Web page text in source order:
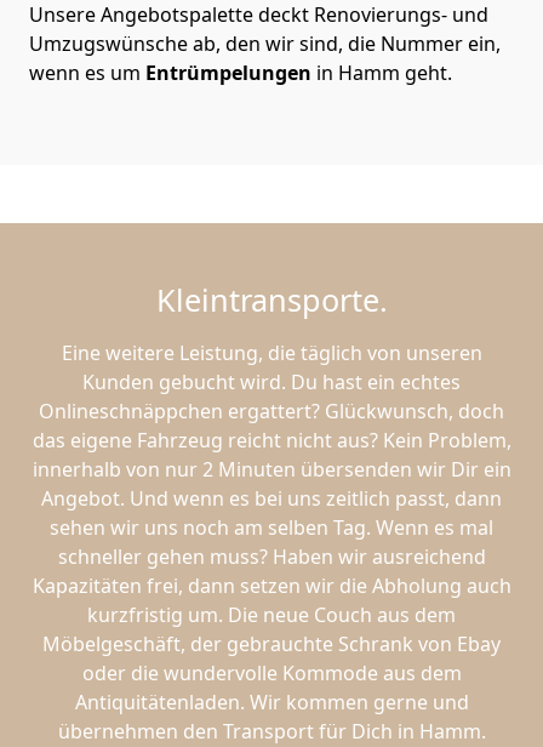
Unsere Angebotspalette deckt Renovierungs- und
Umzugswünsche ab, den wir sind, die Nummer ein,
wenn es um Entrümpelungen in Hamm geht.
Kleintransporte.
Eine weitere Leistung, die täglich von unseren
Kunden gebucht wird. Du hast ein echtes
Onlineschnäppchen ergattert? Glückwunsch, doch
das eigene Fahrzeug reicht nicht aus? Kein Problem,
innerhalb von nur 2 Minuten übersenden wir Dir ein
Angebot. Und wenn es bei uns zeitlich passt, dann
sehen wir uns noch am selben Tag. Wenn es mal
schneller gehen muss? Haben wir ausreichend
Kapazitäten frei, dann setzen wir die Abholung auch
kurzfristig um. Die neue Couch aus dem
Möbelgeschäft, der gebrauchte Schrank von Ebay
oder die wundervolle Kommode aus dem
Antiquitätenladen. Wir kommen gerne und
übernehmen den Transport für Dich in Hamm.